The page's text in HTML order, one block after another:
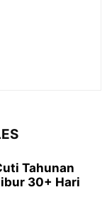
Tahunan
30+ Hari